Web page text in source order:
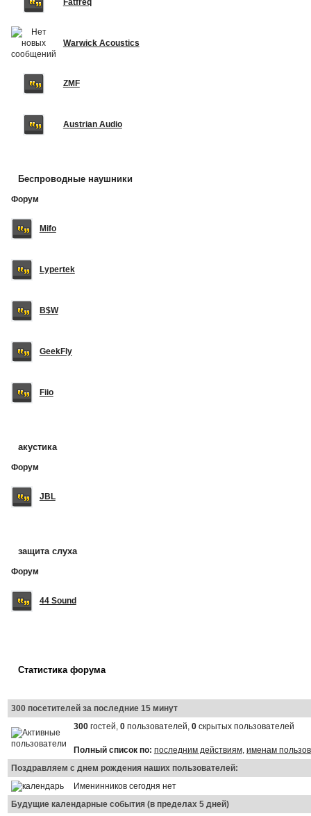
Fatfreq
Warwick Acoustics
ZMF
Austrian Audio
Беспроводные наушники
Форум
Mifo
Lypertek
B$W
GeekFly
Fiio
акустика
Форум
JBL
защита слуха
Форум
44 Sound
Статистика форума
300 посетителей за последние 15 минут
300гостей, 0пользователей, 0скрытых пользователей
Полный список по: последним действиям, именам
Поздравляем с днем рождения наших пользователей:
Именинников сегодня нет
Будущие календарные события (в пределах 5 дней)